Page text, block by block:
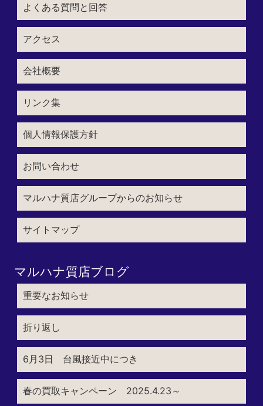
よくある質問と回答
アクセス
会社概要
リンク集
個人情報保護方針
お問い合わせ
マルハナ質店グループからのお知らせ
サイトマップ
マルハナ質店ブログ
重要なお知らせ
折り返し
6月3日 台風接近中につき
春の買取キャンペーン 2025.4.23～